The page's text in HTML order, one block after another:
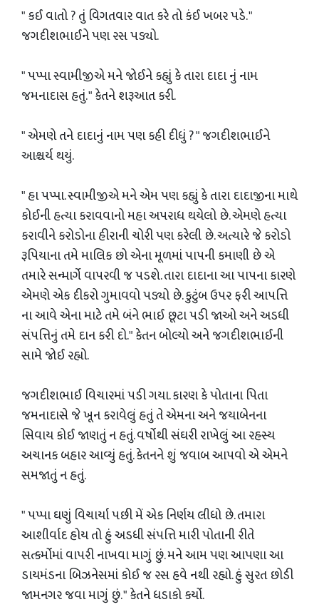
" કઈ વાતો ? તું વિગતવાર વાત કરે તો કંઈ ખબર પડે. "
જગદીશભાઈને પણ રસ પડ્યો.
" પપ્પા સ્વામીજીએ મને જોઈને કહ્યું કે તારા દાદા નું નામ
જમનાદાસ હતું. " કેતને શરૂઆત કરી.
" એમણે તને દાદાનું નામ પણ કહી દીધું ? " જગદીશભાઈને
આશ્ચર્ય થયું.
" હા પપ્પા. સ્વામીજીએ મને એમ પણ કહ્યું કે તારા દાદાજીના માથે
કોઈની હત્યા કરાવવાનો મહા અપરાધ થયેલો છે. એમણે હત્યા
કરાવીને કરોડોના હીરાની ચોરી પણ કરેલી છે. અત્યારે જે કરોડો
રૂપિયાના તમે માલિક છો એના મૂળમાં પાપની કમાણી છે એ
તમારે સન્માર્ગે વાપરવી જ પડશે. તારા દાદાના આ પાપના કારણે
એમણે એક દીકરો ગુમાવવો પડ્યો છે. કુટુંબ ઉપર ફરી આપત્તિ
ના આવે એના માટે તમે બંને ભાઈ છૂટા પડી જાઓ અને અડધી
સંપત્તિનું તમે દાન કરી દો." કેતન બોલ્યો અને જગદીશભાઈની
સામે જોઈ રહ્યો.
જગદીશભાઈ વિચારમાં પડી ગયા. કારણ કે પોતાના પિતા
જમનાદાસે જે ખૂન કરાવેલું હતું તે એમના અને જયાબેનના
સિવાય કોઈ જાણતું ન હતું. વર્ષોથી સંઘરી રાખેલું આ રહસ્ય
અચાનક બહાર આવ્યું હતું. કેતનને શું જવાબ આપવો એ એમને
સમજાતું ન હતું.
" પપ્પા ઘણું વિચાર્યા પછી મેં એક નિર્ણય લીધો છે. તમારા
આશીર્વાદ હોય તો હું અડધી સંપત્તિ મારી પોતાની રીતે
સત્કર્મોમાં વાપરી નાખવા માગું છું. મને આમ પણ આપણા આ
ડાયમંડના બિઝનેસમાં કોઈ જ રસ હવે નથી રહ્યો. હું સુરત છોડી
જામનગર જવા માગું છું. " કેતને ધડાકો કર્યો.